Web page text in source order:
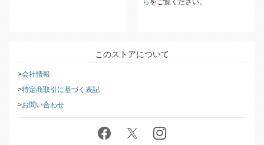
ら をご覧ください。
このストアについて
会社情報
特定商取引に基づく表記
お問い合わせ